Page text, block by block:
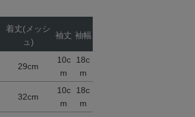
着丈(メッシ
ュ)
袖丈 袖幅
29cm
10c
m
18c
m
32cm
10c
m
18c
m